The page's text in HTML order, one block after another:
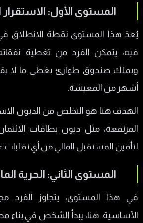
المستوى الأول: الاستقرار
يُعدّ هذا المستوى نقطة الانطلاق في
فيه، يتمكن الفرد من تغطية
ويملك صندوق طوارئ يغطي ما لا
أشهر من المعيشة.
الهدف هنا هو التخلص من الديون
المرتفعة، مثل ديون بطاقات
لتأمين المستقبل المالي من أي تقلبات
المستوى الثاني: الحرية
في هذا المستوى، يتجاوز الفرد
الأساسية. هنا، يبدأ الشخص في بناء